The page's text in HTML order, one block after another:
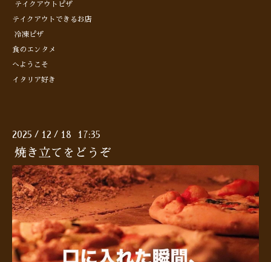
テイクアウトピザ
テイクアウトできるお店
冷凍ピザ
食のエンタメ
へようこそ
イタリア好き
2025 / 12 / 18 17:35
焼き立てをどうぞ